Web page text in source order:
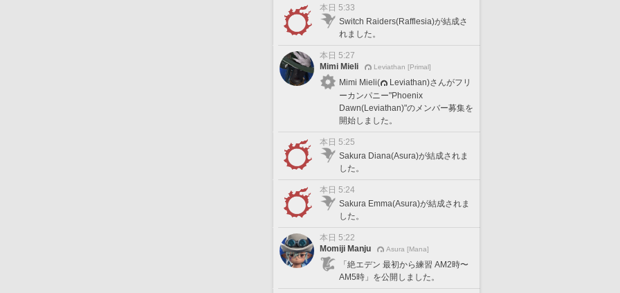
本日 5:33
Switch Raiders(Rafflesia)が結成さ
れました。
本日 5:27
Mimi Mieli
Leviathan [Primal]
Mimi Mieli(
Leviathan)さんがフリ
ーカンパニー"Phoenix
Dawn(Leviathan)"のメンバー募集を
開始しました。
本日 5:25
Sakura Diana(Asura)が結成されま
した。
本日 5:24
Sakura Emma(Asura)が結成されま
した。
本日 5:22
Momiji Manju
Asura [Mana]
「絶エデン 最初から練習 AM2時〜
AM5時」を公開しました。